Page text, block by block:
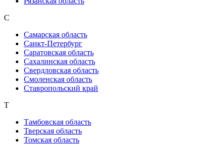
С
Самарская область
Санкт-Петербург
Саратовская область
Сахалинская область
Свердловская область
Смоленская область
Ставропольский край
Т
Тамбовская область
Тверская область
Томская область